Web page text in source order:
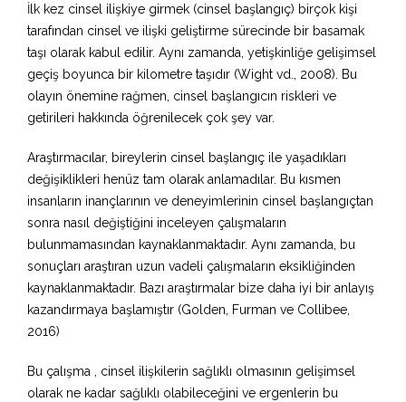
İlk kez cinsel ilişkiye girmek (cinsel başlangıç) birçok kişi
tarafından cinsel ve ilişki geliştirme sürecinde bir basamak
taşı olarak kabul edilir. Aynı zamanda, yetişkinliğe gelişimsel
geçiş boyunca bir kilometre taşıdır (Wight vd., 2008). Bu
olayın önemine rağmen, cinsel başlangıcın riskleri ve
getirileri hakkında öğrenilecek çok şey var.
Araştırmacılar, bireylerin cinsel başlangıç ​​ile yaşadıkları
değişiklikleri henüz tam olarak anlamadılar. Bu kısmen
insanların inançlarının ve deneyimlerinin cinsel başlangıçtan
sonra nasıl değiştiğini inceleyen çalışmaların
bulunmamasından kaynaklanmaktadır. Aynı zamanda, bu
sonuçları araştıran uzun vadeli çalışmaların eksikliğinden
kaynaklanmaktadır. Bazı araştırmalar bize daha iyi bir anlayış
kazandırmaya başlamıştır (Golden, Furman ve Collibee,
2016)
Bu çalışma , cinsel ilişkilerin sağlıklı olmasının gelişimsel
olarak ne kadar sağlıklı olabileceğini ve ergenlerin bu